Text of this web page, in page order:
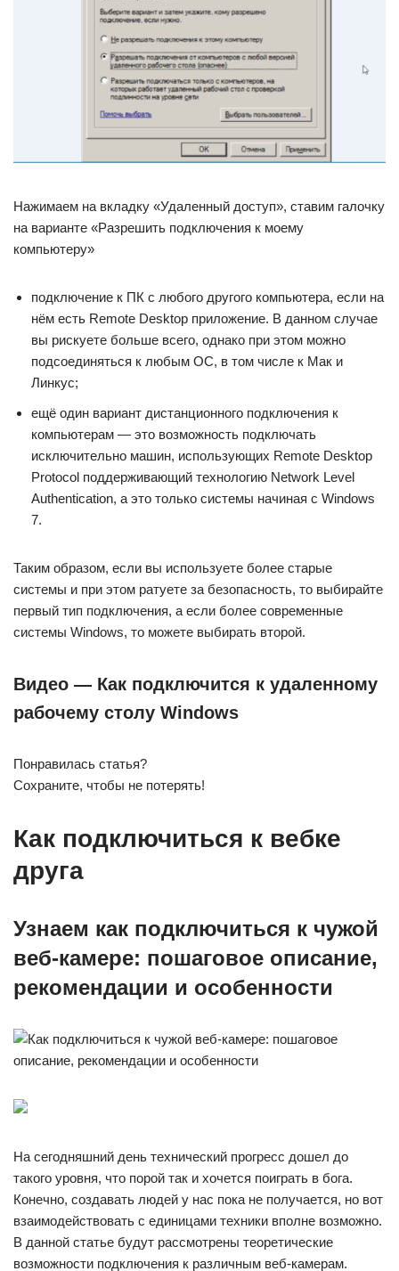
Нажимаем на вкладку «Удаленный доступ», ставим галочку
на варианте «Разрешить подключения к моему
компьютеру»
подключение к ПК с любого другого компьютера, если на
нём есть Remote Desktop приложение. В данном случае
вы рискуете больше всего, однако при этом можно
подсоединяться к любым OC, в том числе к Мак и
Линкус;
ещё один вариант дистанционного подключения к
компьютерам — это возможность подключать
исключительно машин, использующих Remote Desktop
Protocol поддерживающий технологию Network Level
Authentication, а это только системы начиная с Windows
7.
Таким образом, если вы используете более старые
системы и при этом ратуете за безопасность, то выбирайте
первый тип подключения, а если более современные
системы Windows, то можете выбирать второй.
Видео — Как подключится к удаленному
рабочему столу Windows
Понравилась статья?
Сохраните, чтобы не потерять!
Как подключиться к вебке
друга
Узнаем как подключиться к чужой
веб-камере: пошаговое описание,
рекомендации и особенности
На сегодняшний день технический прогресс дошел до
такого уровня, что порой так и хочется поиграть в бога.
Конечно, создавать людей у нас пока не получается, но вот
взаимодействовать с единицами техники вполне возможно.
В данной статье будут рассмотрены теоретические
возможности подключения к различным веб-камерам.